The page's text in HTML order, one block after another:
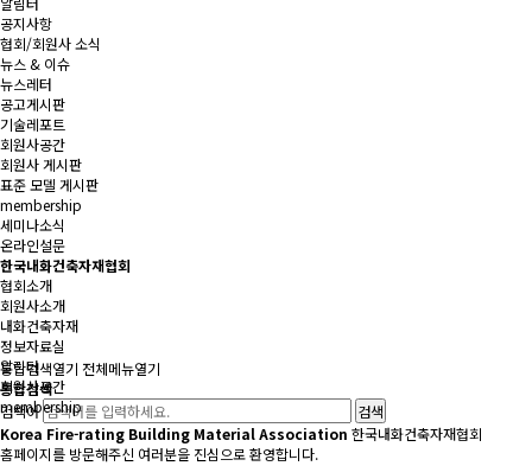
공지사항
협회/회원사 소식
뉴스 & 이슈
뉴스레터
공고게시판
기술레포트
회원사공간
회원사 게시판
표준 모델 게시판
membership
세미나소식
온라인설문
한국내화건축자재협회
협회소개
회원사소개
내화건축자재
정보자료실
알림터
회원사공간
membership
통합검색열기 전체메뉴열기
통합검색
검색어
Korea Fire-rating Building Material Association 한국내화건축자재협회
홈페이지를 방문해주신 여러분을 진심으로 환영합니다.